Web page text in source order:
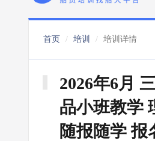
首页 培训 培训详情
2026年6月
品小班教学
随报随学 报